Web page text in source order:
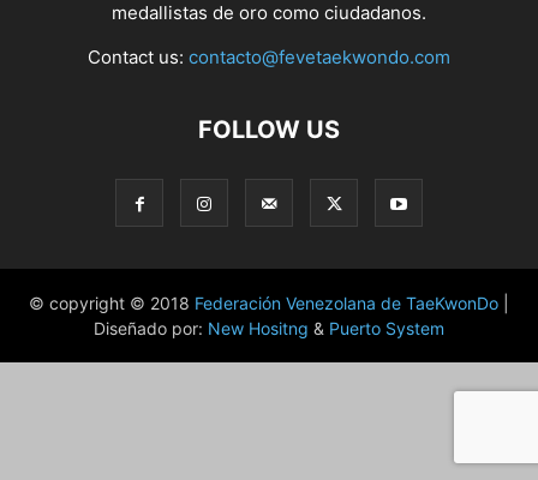
medallistas de oro como ciudadanos.
Contact us: contacto@fevetaekwondo.com
FOLLOW US
© copyright © 2018 Federación Venezolana de TaeKwonDo
Diseñado por: New Hositng & Puerto System